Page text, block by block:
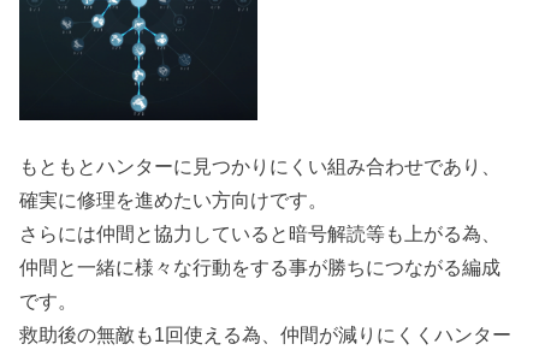
もともとハンターに見つかりにくい組み合わせであり、
確実に修理を進めたい方向けです。
さらには仲間と協力していると暗号解読等も上がる為、
仲間と一緒に様々な行動をする事が勝ちにつながる編成
です。
救助後の無敵も1回使える為、仲間が減りにくくハンター